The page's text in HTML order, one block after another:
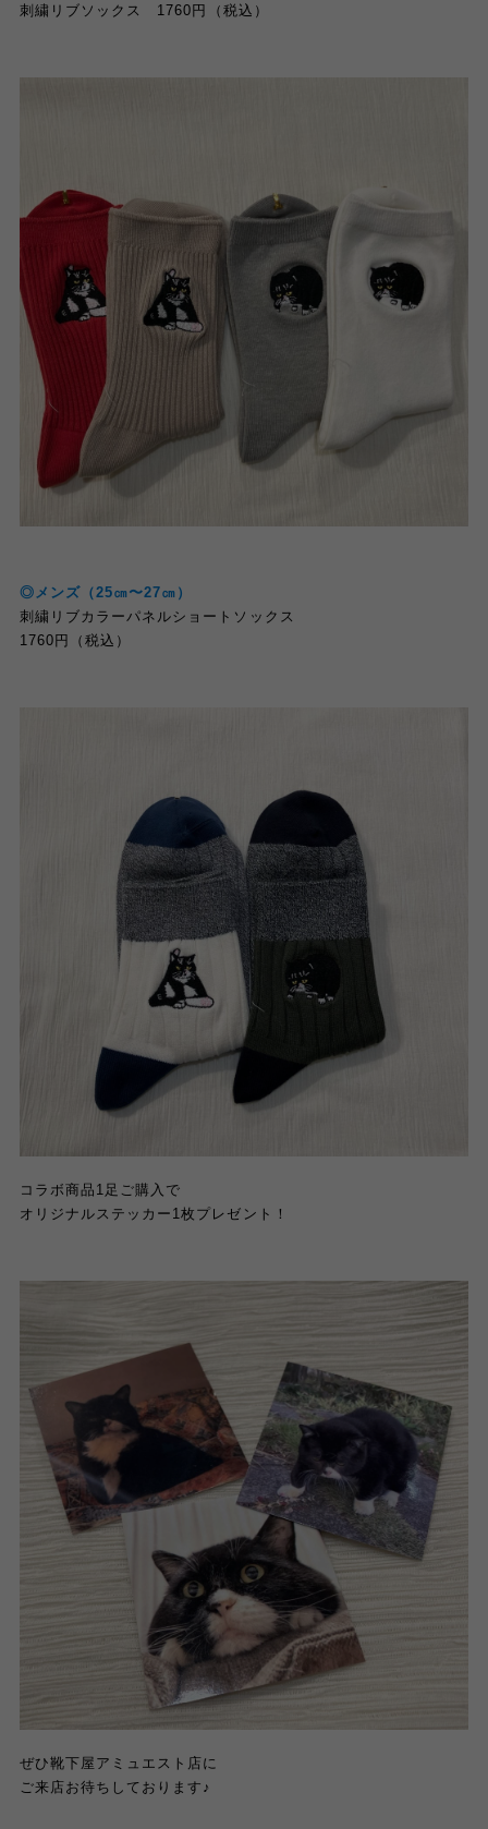
刺繍リブソックス 1760円（税込）
◎メンズ （25㎝〜27㎝）
刺繍リブカラーパネルショートソックス
1760 円（税込）
コラボ商品 1 足ご購入で
オリジナルステッカー 1枚プレゼント！
ぜひ靴下屋アミュエスト店に
ご来店お待ちしております ♪